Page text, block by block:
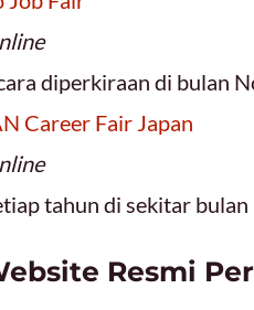
diperkiraan di bulan
Career Fair Japan
tahun di sekitar bulan
Resmi